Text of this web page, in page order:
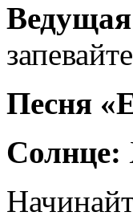
Песня
Солнце: